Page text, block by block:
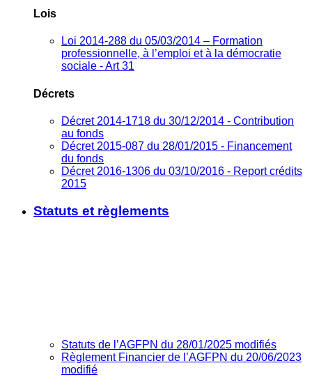
Lois
Loi 2014-288 du 05/03/2014 – Formation
professionnelle, à l’emploi et à la démocratie
sociale - Art 31
Décrets
Décret 2014-1718 du 30/12/2014 - Contribution
au fonds
Décret 2015-087 du 28/01/2015 - Financement
du fonds
Décret 2016-1306 du 03/10/2016 - Report crédits
2015
Statuts et règlements
Statuts de l’AGFPN du 28/01/2025 modifiés
Règlement Financier de l’AGFPN du 20/06/2023
modifié